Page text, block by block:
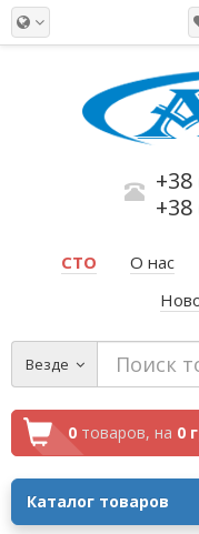
СТО О нас
Везде
0 товаров, на 0
Каталог товаров